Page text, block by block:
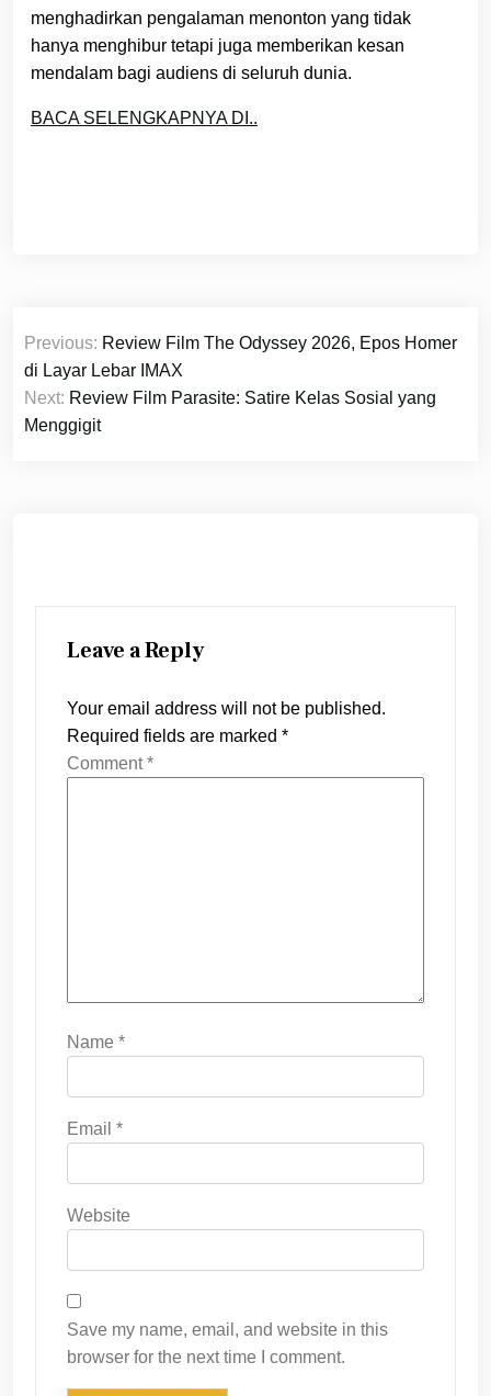
menghadirkan pengalaman menonton yang tidak
hanya menghibur tetapi juga memberikan kesan
mendalam bagi audiens di seluruh dunia.
BACA SELENGKAPNYA DI..
Post
navigation
Previous: Review Film The Odyssey 2026, Epos Homer
di Layar Lebar IMAX
Next: Review Film Parasite: Satire Kelas Sosial yang
Menggigit
Leave a Reply
Your email address will not be published.
Required fields are marked *
Comment*
Name *
Email *
Website
Save my name, email, and website in this
browser for the next time I comment.